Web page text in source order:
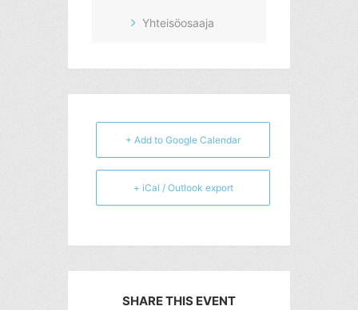
Yhteisöosaaja
+ Add to Google Calendar
+ iCal / Outlook export
SHARE THIS EVENT